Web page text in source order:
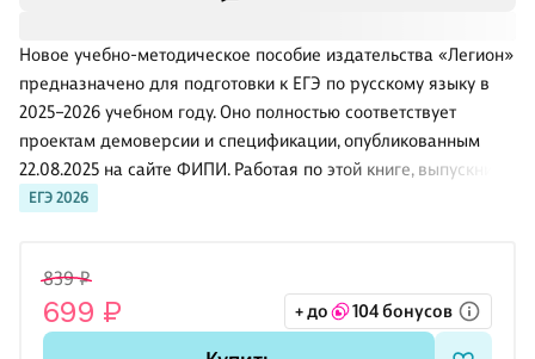
ЕГЭ 2026
Новое учебно-методическое пособие издательства «Легион»
предназначено для подготовки к ЕГЭ по русскому языку в
2025–2026 учебном году. Оно полностью соответствует
проектам демоверсии и спецификации, опубликованным
22.08.2025 на сайте ФИПИ. Работая по этой книге, выпускники
приобретут фундаментальные, осознанные и прочные
материалы:
25 новых тренировочных вариантов, составленных авторами
839 ₽
699 ₽ + до 104 бонусов